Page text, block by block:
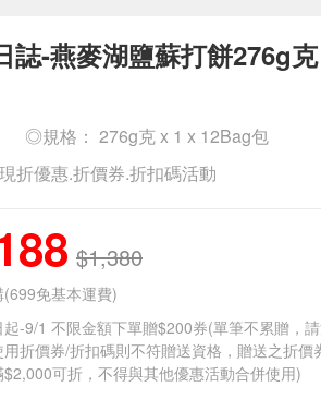
誌-燕麥湖鹽蘇打餅276g
◎規格： 276g克 x 1 x 12Bag包
折優惠.折價券.折扣碼活動
$1,380
(699免基本運費)
起-9/1 不限金額下單贈$200券(單筆不累贈，
用折價券/折扣碼則不符贈送資格，贈送之折價
$2,000可折，不得與其他優惠活動合併使用)